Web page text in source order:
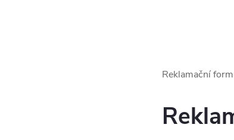
Reklamační